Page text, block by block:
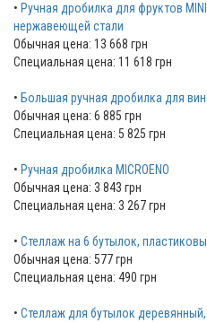
• Ручная дробилка для фруктов
нержавеющей стали
Обычная цена: 13 668 грн
Специальная цена: 11 618 грн
• Большая ручная дробилка для
Обычная цена: 6 885 грн
Специальная цена: 5 825 грн
• Ручная дробилка MICROENO
Обычная цена: 3 843 грн
Специальная цена: 3 267 грн
• Стеллаж на 6 бутылок,
Обычная цена: 577 грн
Специальная цена: 490 грн
• Стеллаж для бутылок